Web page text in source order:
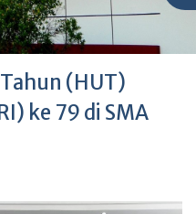
(HUT)
ke 79 di SMA